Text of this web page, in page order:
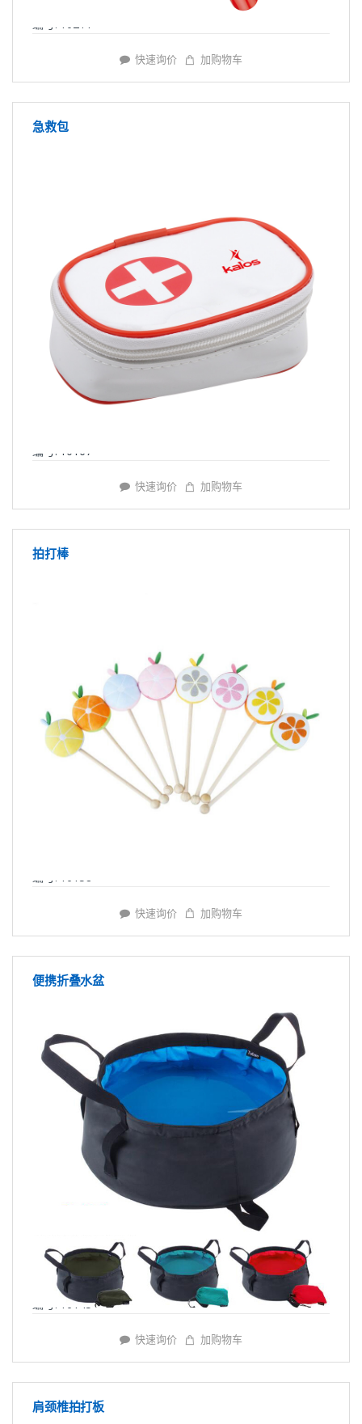
编号: Y0211
快速询价 加购物车
急救包
编号: Y0167
快速询价 加购物车
拍打棒
编号: Y6158
快速询价 加购物车
便携折叠水盆
编号: Y6145
快速询价 加购物车
肩颈椎拍打板